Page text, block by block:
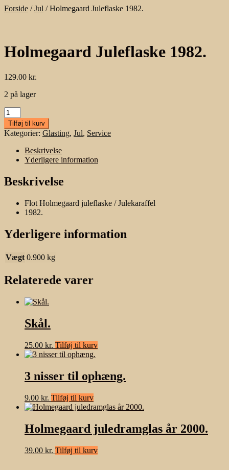
Forside /Jul /Holmegaard Juleflaske 1982.
Holmegaard Juleflaske 1982.
129.00 kr.
2 på lager
Holmegaard
Juleflaske
1982.
antal
Tilføj til kurv
Kategorier: Glasting, Jul, Service
Beskrivelse
Yderligere information
Beskrivelse
Flot Holmegaard juleflaske / Julekaraffel
1982.
Yderligere information
Vægt 0.900 kg
Relaterede varer
Skål.
25.00 kr. Tilføj til kurv
3 nisser til ophæng.
9.00 kr. Tilføj til kurv
Holmegaard juledramglas år 2000.
39.00 kr. Tilføj til kurv